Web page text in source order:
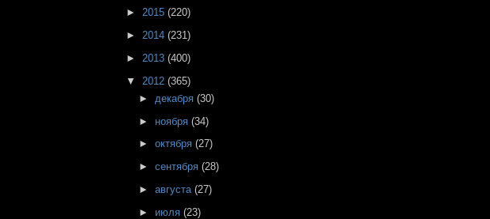
►2015(220)
►2014(231)
► 2013(400)
▼ 2012(365)
► декабря (30)
► ноября (34)
► октября (27)
► сентября (28)
► августа (27)
► июля (23)